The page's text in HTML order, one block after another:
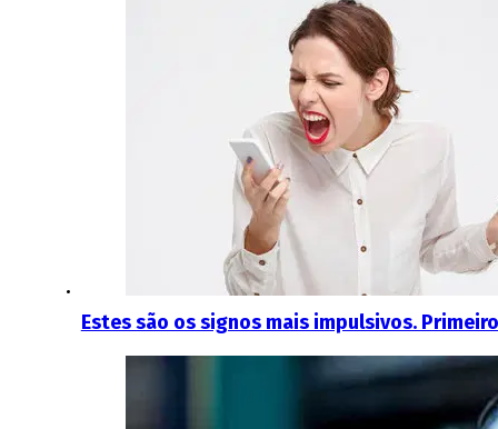
Estes são os signos mais impulsivos.